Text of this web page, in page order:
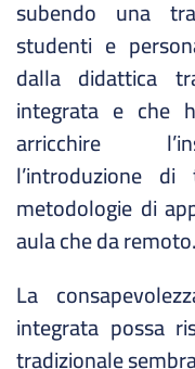
subendo una
studenti e
dalla didattica
integrata e che
arricchire
l’introduzione
metodologie di
aula che da remoto.
La
integrata possa
tradizionale